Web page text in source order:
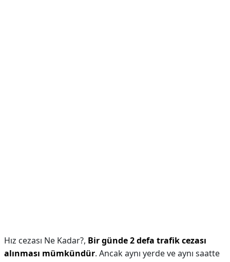
Hız cezası Ne Kadar?, Bir günde 2 defa trafik cezası
alınması mümkündür. Ancak aynı yerde ve aynı saatte